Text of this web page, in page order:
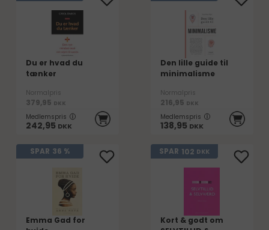
Du er hvad du
tænker
Normalpris
379,95 DKK
Medlemspris
242,95 DKK
Den lille guide til
minimalisme
Normalpris
216,95 DKK
Medlemspris
138,95 DKK
SPAR 36 %
Emma Gad for
SPAR 102 DKK
Kort & godt om